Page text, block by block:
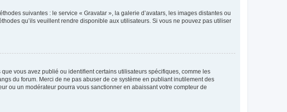
suivantes : le service « Gravatar », la galerie d’avatars, les images distantes ou
qu’ils veuillent rendre disponible aux utilisateurs. Si vous ne pouvez pas utiliser
vous avez publié ou identifient certains utilisateurs spécifiques, comme les
du forum. Merci de ne pas abuser de ce système en publiant inutilement des
ou un modérateur pourra vous sanctionner en abaissant votre compteur de